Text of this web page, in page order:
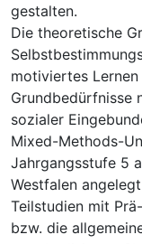
gestalten.
Die theoretische
motiviertes
Grundbedürfnisse
sozialer
Mixed-Methods-
Jahrgangsstufe 5
Westfalen
Teilstudien mit
bzw. die